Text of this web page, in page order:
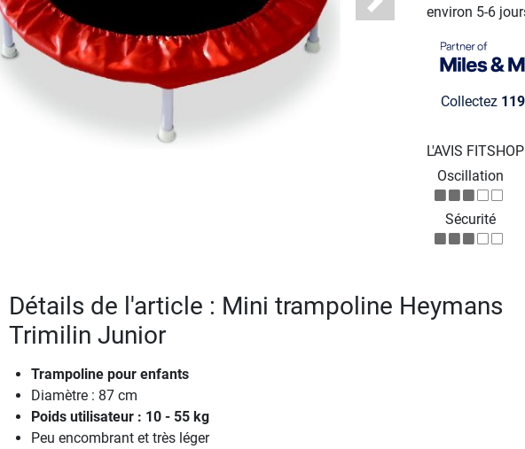
Next environ 5-6
Collectez 119
L'AVIS
Oscillation
Sécurité
Détails de l'article : Mini trampoline Heymans
Trimilin Junior
Trampoline pour enfants
Diamètre : 87 cm
Poids utilisateur : 10 - 55 kg
Peu encombrant et très léger